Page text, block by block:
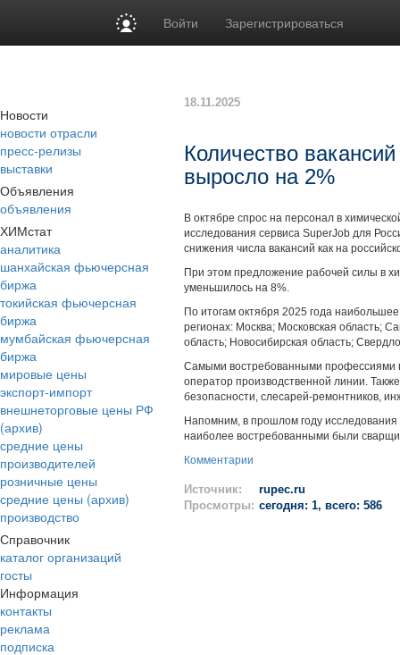
Войти Зарегистрироваться
Новости
новости отрасли
пресс-релизы
выставки
Объявления
объявления
ХИМстат
аналитика
шанхайская фьючерсная
биржа
токийская фьючерсная
биржа
мумбайская фьючерсная
биржа
мировые цены
экспорт-импорт
внешнеторговые цены РФ
(архив)
средние цены
производителей
розничные цены
средние цены (архив)
производство
Справочник
каталог организаций
госты
Информация
контакты
реклама
подписка
18.11.2025
Количество
выросло на 2%
В октябре спрос на персонал в
исследования сервиса SuperJob для
снижения числа вакансий как на
При этом предложение рабочей силы в
уменьшилось на 8%.
По итогам октября 2025 года
регионах: Москва; Московская область;
область; Новосибирская область;
Самыми востребованными профессиями
оператор производственной линии.
безопасности, слесарей-ремонтников,
Напомним, в прошлом году
наиболее востребованными были
Комментарии
Источник:
rupec.ru
Просмотры: сегодня: 1, всего: 586